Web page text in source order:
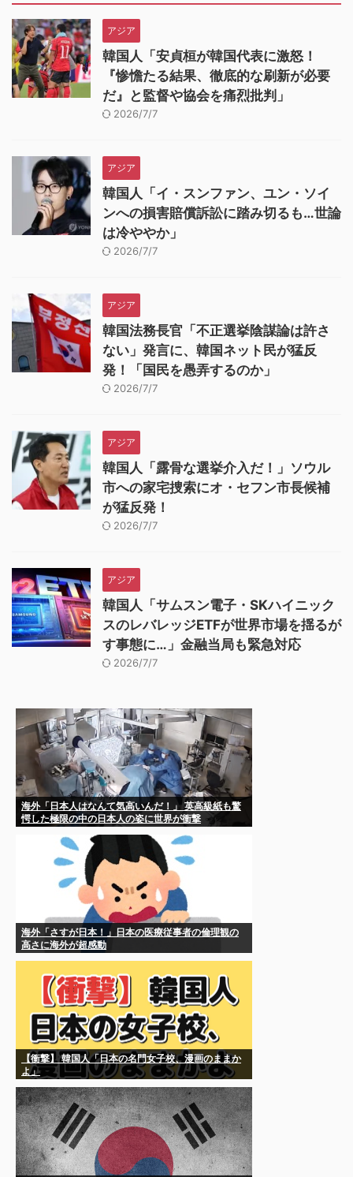
アジア
韓国人「安貞桓が韓国代表に激怒！
『惨憺たる結果、徹底的な刷新が必要
だ』と監督や協会を痛烈批判」
2026/7/7
アジア
韓国人「イ・スンファン、ユン・ソイ
ンへの損害賠償訴訟に踏み切るも…世論
は冷ややか」
2026/7/7
アジア
韓国法務長官「不正選挙陰謀論は許さ
ない」発言に、韓国ネット民が猛反
発！「国民を愚弄するのか」
2026/7/7
アジア
韓国人「露骨な選挙介入だ！」ソウル
市への家宅捜索にオ・セフン市長候補
が猛反発！
2026/7/7
アジア
韓国人「サムスン電子・SKハイニック
スのレバレッジETFが世界市場を揺るが
す事態に…」金融当局も緊急対応
2026/7/7
海外「日本人はなんて気高いんだ！」 英高級紙も驚
愕した極限の中の日本人の姿に世界が衝撃
海外「さすが日本！」日本の医療従事者の倫理観の
高さに海外が超感動
【衝撃】 韓国人「日本の名門女子校、漫画のままか
よ」